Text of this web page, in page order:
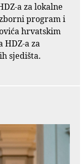
a za lokalne
program i
hrvatskim
HDZ-a za
sjedišta.